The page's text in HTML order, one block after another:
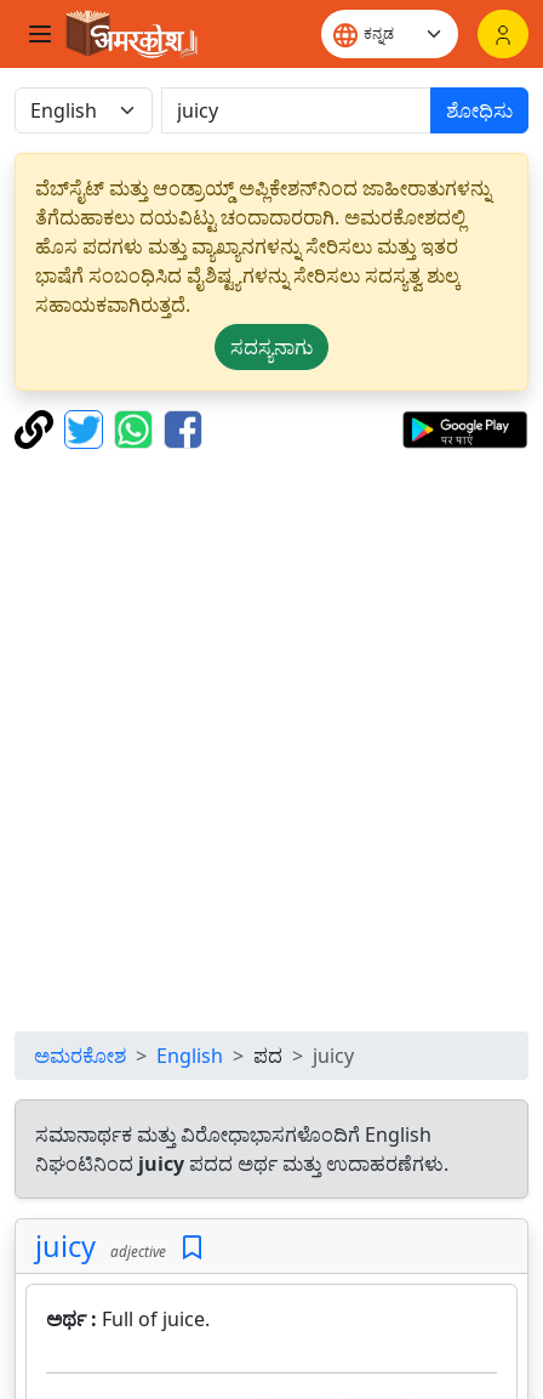
ಶೋಧಿಸು
ವೆಬ್‌ಸೈಟ್ ಮತ್ತು ಆಂಡ್ರಾಯ್ಡ್ ಅಪ್ಲಿಕೇಶನ್‌ನಿಂದ ಜಾಹೀರಾತುಗಳನ್ನು
ತೆಗೆದುಹಾಕಲು ದಯವಿಟ್ಟು ಚಂದಾದಾರರಾಗಿ. ಅಮರಕೋಶದಲ್ಲಿ
ಹೊಸ ಪದಗಳು ಮತ್ತು ವ್ಯಾಖ್ಯಾನಗಳನ್ನು ಸೇರಿಸಲು ಮತ್ತು ಇತರ
ಭಾಷೆಗೆ ಸಂಬಂಧಿಸಿದ ವೈಶಿಷ್ಟ್ಯಗಳನ್ನು ಸೇರಿಸಲು ಸದಸ್ಯತ್ವ ಶುಲ್ಕ
ಸಹಾಯಕವಾಗಿರುತ್ತದೆ.
ಸದಸ್ಯನಾಗು
ಅಮರಕೋಶ English ಪದ juicy
ಸಮಾನಾರ್ಥಕ ಮತ್ತು ವಿರೋಧಾಭಾಸಗಳೊಂದಿಗೆ English
ನಿಘಂಟಿನಿಂದ juicy ಪದದ ಅರ್ಥ ಮತ್ತು ಉದಾಹರಣೆಗಳು.
juicy adjective
ಅರ್ಥ : Full of juice.